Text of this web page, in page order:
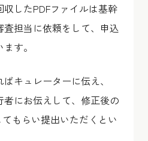
したPDFファイルは基幹
担当に依頼をして、申込
す。
キュレーターに伝え、
にお伝えして、修正後の
もらい提出いただくとい